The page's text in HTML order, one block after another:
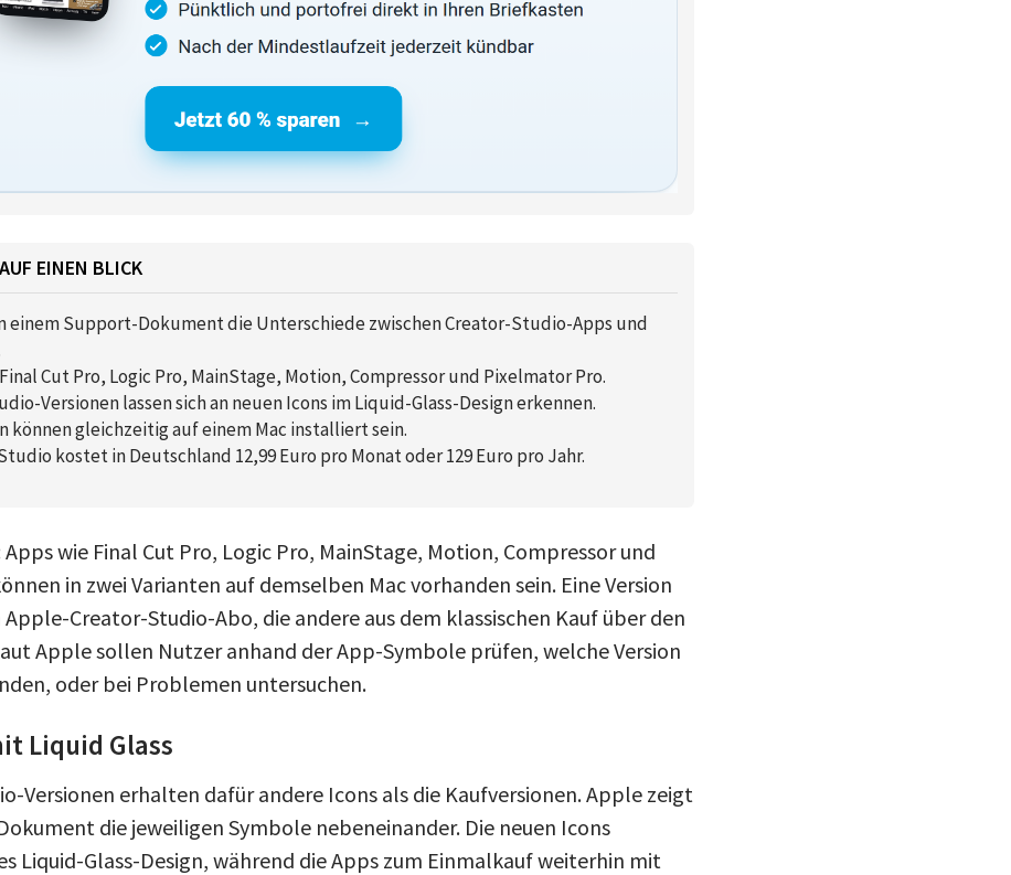
EINEN BLICK
einem Support-Dokument die Unterschiede zwischen Creator-Studio-Apps und
Cut Pro, Logic Pro, MainStage, Motion, Compressor und Pixelmator Pro.
Versionen lassen sich an neuen Icons im Liquid-Glass-Design erkennen.
können gleichzeitig auf einem Mac installiert sein.
kostet in Deutschland 12,99 Euro pro Monat oder 129 Euro pro Jahr.
wie Final Cut Pro, Logic Pro, MainStage, Motion, Compressor und
in zwei Varianten auf demselben Mac vorhanden sein. Eine Version
Creator-Studio-Abo, die andere aus dem klassischen Kauf über den
Apple sollen Nutzer anhand der App-Symbole prüfen, welche Version
oder bei Problemen untersuchen.
Liquid Glass
Versionen erhalten dafür andere Icons als die Kaufversionen. Apple zeigt
die jeweiligen Symbole nebeneinander. Die neuen Icons
Liquid-Glass-Design, während die Apps zum Einmalkauf weiterhin mit